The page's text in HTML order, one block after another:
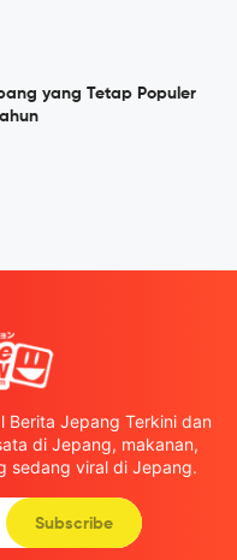
yang Tetap Populer
Berita Jepang Terkini dan
di Jepang, makanan,
sedang viral di Jepang.
Subscribe